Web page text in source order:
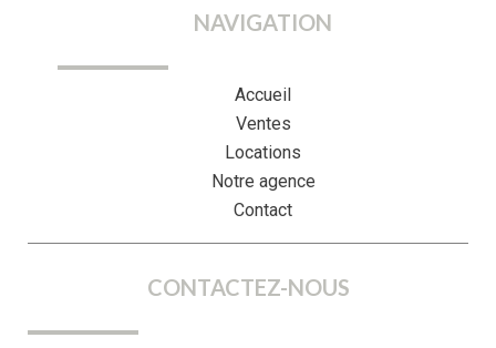
NAVIGATION
Accueil
Ventes
Locations
Notre agence
Contact
CONTACTEZ-NOUS